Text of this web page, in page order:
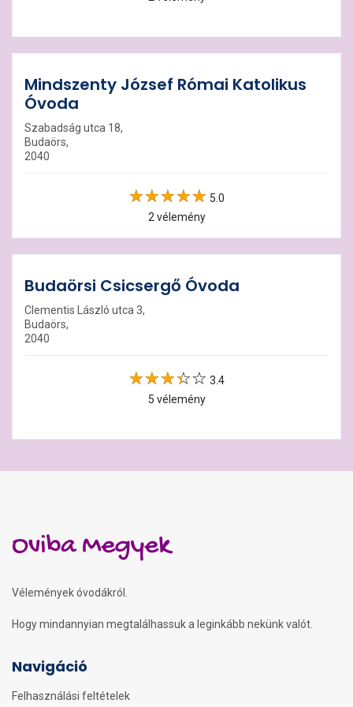
Mindszenty József Római Katolikus
Óvoda
Szabadság utca 18,
Budaörs,
2040
5.0
2 vélemény
Budaörsi Csicsergő Óvoda
Clementis László utca 3,
Budaörs,
2040
3.4
5 vélemény
Oviba Megyek
Vélemények óvodákról.
Hogy mindannyian megtalálhassuk a leginkább nekünk valót.
Navigáció
Felhasználási feltételek